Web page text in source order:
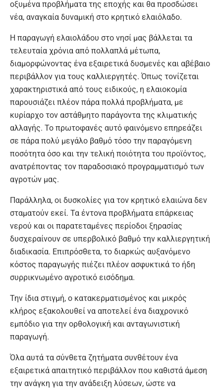
οξυμένα προβλήματα της εποχής και θα προσδώσει
νέα, αναγκαία δυναμική στο κρητικό ελαιόλαδο.
Η παραγωγή ελαιολάδου στο νησί μας βάλλεται τα
τελευταία χρόνια από πολλαπλά μέτωπα,
διαμορφώνοντας ένα εξαιρετικά δυσμενές και αβέβαιο
περιβάλλον για τους καλλιεργητές. Όπως τονίζεται
χαρακτηριστικά από τους ειδικούς, η ελαιοκομία
παρουσιάζει πλέον πάρα πολλά προβλήματα, με
κυρίαρχο τον αστάθμητο παράγοντα της κλιματικής
αλλαγής. Το πρωτοφανές αυτό φαινόμενο επηρεάζει
σε πάρα πολύ μεγάλο βαθμό τόσο την παραγόμενη
ποσότητα όσο και την τελική ποιότητα του προϊόντος,
ανατρέποντας τον παραδοσιακό προγραμματισμό των
αγροτών μας.
Παράλληλα, οι δυσκολίες για τον κρητικό ελαιώνα δεν
σταματούν εκεί. Τα έντονα προβλήματα επάρκειας
νερού και οι παρατεταμένες περίοδοι ξηρασίας
δυσχεραίνουν σε υπερβολικό βαθμό την καλλιεργητική
διαδικασία. Επιπρόσθετα, το διαρκώς αυξανόμενο
κόστος παραγωγής πιέζει πλέον ασφυκτικά το ήδη
συρρικνωμένο αγροτικό εισόδημα.
Την ίδια στιγμή, ο κατακερματισμένος και μικρός
κλήρος εξακολουθεί να αποτελεί ένα διαχρονικό
εμπόδιο για την ορθολογική και ανταγωνιστική
παραγωγή.
Όλα αυτά τα σύνθετα ζητήματα συνθέτουν ένα
εξαιρετικά απαιτητικό περιβάλλον που καθιστά άμεση
την ανάγκη για την ανάδειξη λύσεων, ώστε να